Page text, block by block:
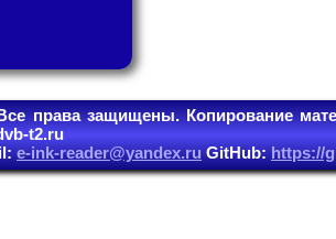
права защищены. Копирование
t2.ru
e-ink-reader@yandex.ruGitHub:https://